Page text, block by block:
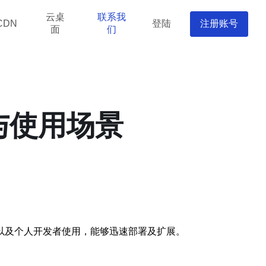
云桌
面
联系我
们
登陆 注册账号
使用场景
个人开发者使用，能够迅速部署及扩展。